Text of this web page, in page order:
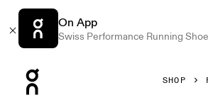
On App
Swiss Performance Running
SHOP